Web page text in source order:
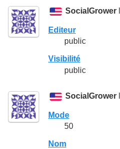
SocialGrower
Editeur
public
Visibilité
public
SocialGrower
Mode
50
Nom